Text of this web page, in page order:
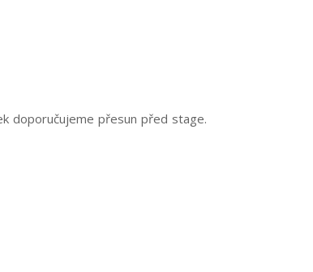
doporučujeme přesun před stage.